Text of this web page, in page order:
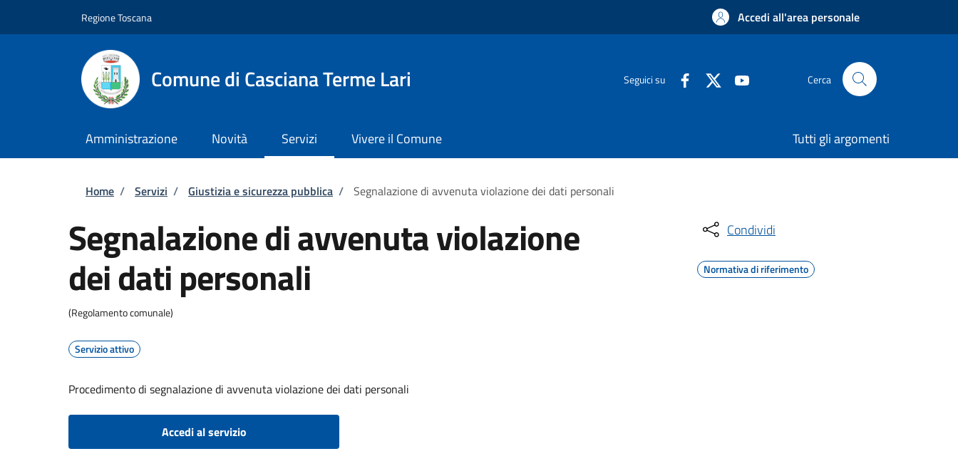
Regione Toscana Accedi all'area personale
Comune di Casciana Terme Lari Seguici su Cerca
Amministrazione Novità Servizi Vivere il Comune Tutti gli argomenti
Briciole di pane
Home / Servizi / Giustizia e sicurezza pubblica / Segnalazione di avvenuta violazione dei dati personali
Segnalazione di avvenuta violazione
dei dati personali
(Regolamento comunale)
Servizio attivo
Procedimento di segnalazione di avvenuta violazione dei dati personali
Accedi al servizio
Condividi
Normativa di riferimento